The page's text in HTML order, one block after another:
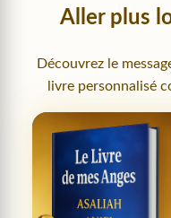
Aller plus
Découvrez le
livre personnalisé